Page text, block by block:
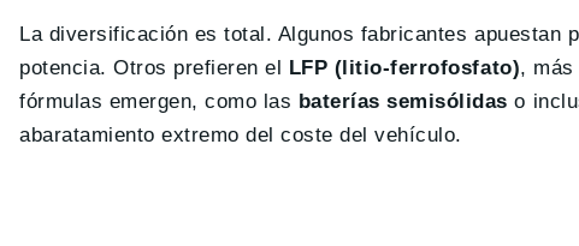
La diversificación es total. Algunos fabricantes apuestan
potencia. Otros prefieren el LFP (litio-ferrofosfato), más
fórmulas emergen, como las baterías semisólidas o
abaratamiento extremo del coste del vehículo.